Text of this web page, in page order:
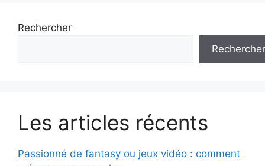
Rechercher
Rechercher
Les articles récents
Passionné de fantasy ou jeux vidéo : comment